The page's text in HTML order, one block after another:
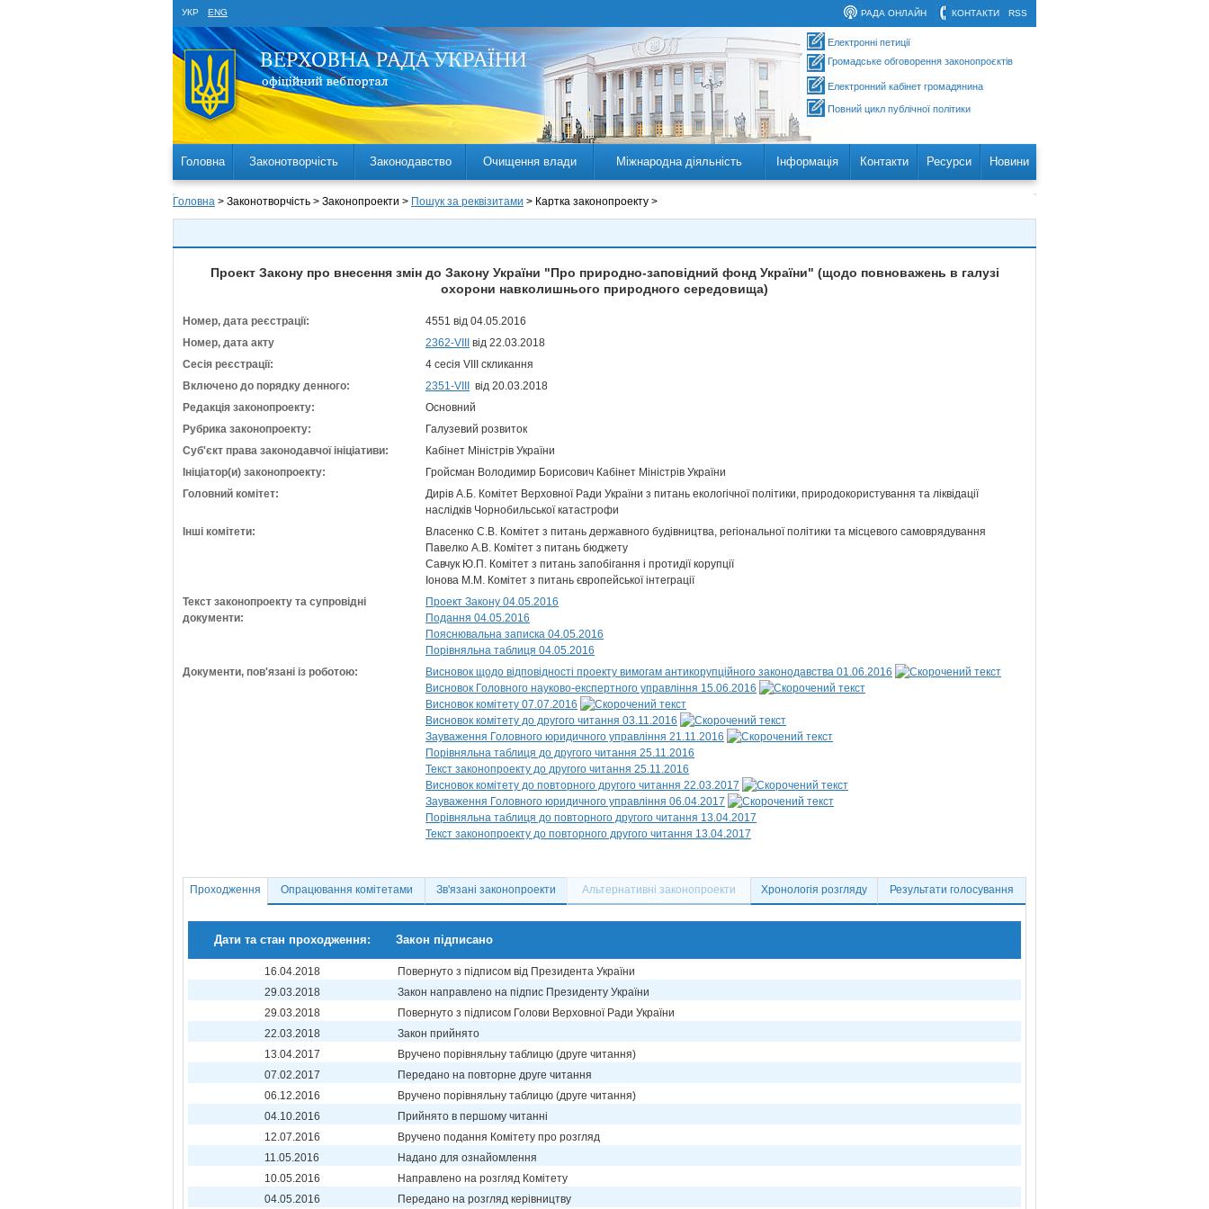
УКР ENG RSS
КОНТАКТИ
РАДА ОНЛАЙН
Електронні петиції
Громадське обговорення законопроєктів
Електронний кабінет громадянина
Повний цикл публічної політики
Головна Законотворчість Законодавство Очищення влади Міжнародна діяльність Інформація Контакти Ресурси Новини
Головна > Законотворчість > Законопроекти > Пошук за реквізитами > Картка законопроекту >
Проект Закону про внесення змін до Закону України "Про природно-заповідний фонд України" (щодо повноважень в галузі
охорони навколишнього природного середовища)
Номер, дата реєстрації:
4551 від 04.05.2016
Номер, дата акту
2362-VIII
від 22.03.2018
Сесія реєстрації:
4 сесія VIII скликання
Включено до порядку денного:
2351-VIII
від 20.03.2018
Редакція законопроекту:
Основний
Рубрика законопроекту:
Галузевий розвиток
Суб'єкт права законодавчої ініціативи:
Кабінет Міністрів України
Ініціатор(и) законопроекту:
Гройсман Володимир Борисович Кабінет Міністрів України
Головний комітет:
Дирів А.Б. Комітет Верховної Ради України з питань екологічної політики, природокористування та ліквідації
наслідків Чорнобильської катастрофи
Інші комітети:
Власенко С.В. Комітет з питань державного будівництва, регіональної політики та місцевого самоврядування
Павелко А.В. Комітет з питань бюджету
Савчук Ю.П. Комітет з питань запобігання і протидії корупції
Іонова М.М. Комітет з питань європейської інтеграції
Текст законопроекту та супровідні
документи:
Проект Закону 04.05.2016
Подання 04.05.2016
Пояснювальна записка 04.05.2016
Порівняльна таблиця 04.05.2016
Документи, пов'язані із роботою:
Висновок щодо відповідності проекту вимогам антикорупційного законодавства 01.06.2016
Висновок Головного науково-експертного управління 15.06.2016
Висновок комітету 07.07.2016
Висновок комітету до другого читання 03.11.2016
Зауваження Головного юридичного управління 21.11.2016
Порівняльна таблиця до другого читання 25.11.2016
Текст законопроекту до другого читання 25.11.2016
Висновок комітету до повторного другого читання 22.03.2017
Зауваження Головного юридичного управління 06.04.2017
Порівняльна таблиця до повторного другого читання 13.04.2017
Текст законопроекту до повторного другого читання 13.04.2017
Проходження Опрацювання комітетами Зв'язані законопроекти Альтернативні законопроекти Хронологія розгляду Результати голосування
Дати та стан проходження: Закон підписано
16.04.2018
Повернуто з підписом від Президента України
29.03.2018
Закон направлено на підпис Президенту України
29.03.2018
Повернуто з підписом Голови Верховної Ради України
22.03.2018
Закон прийнято
13.04.2017
Вручено порівняльну таблицю (друге читання)
07.02.2017
Передано на повторне друге читання
06.12.2016
Вручено порівняльну таблицю (друге читання)
04.10.2016
Прийнято в першому читанні
12.07.2016
Вручено подання Комітету про розгляд
11.05.2016
Надано для ознайомлення
10.05.2016
Направлено на розгляд Комітету
04.05.2016
Передано на розгляд керівництву